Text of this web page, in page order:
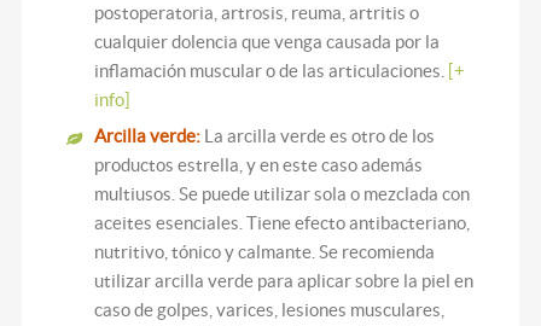
postoperatoria, artrosis, reuma, artritis o
cualquier dolencia que venga causada por la
inflamación muscular o de las articulaciones. [+
info]
Arcilla verde: La arcilla verde es otro de los
productos estrella, y en este caso además
multiusos. Se puede utilizar sola o mezclada con
aceites esenciales. Tiene efecto antibacteriano,
nutritivo, tónico y calmante. Se recomienda
utilizar arcilla verde para aplicar sobre la piel en
caso de golpes, varices, lesiones musculares,